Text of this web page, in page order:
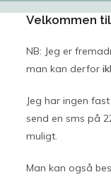
Velkommen
NB: Jeg er
man kan derfor
Jeg har ingen
send en sms på
muligt.
Man kan også